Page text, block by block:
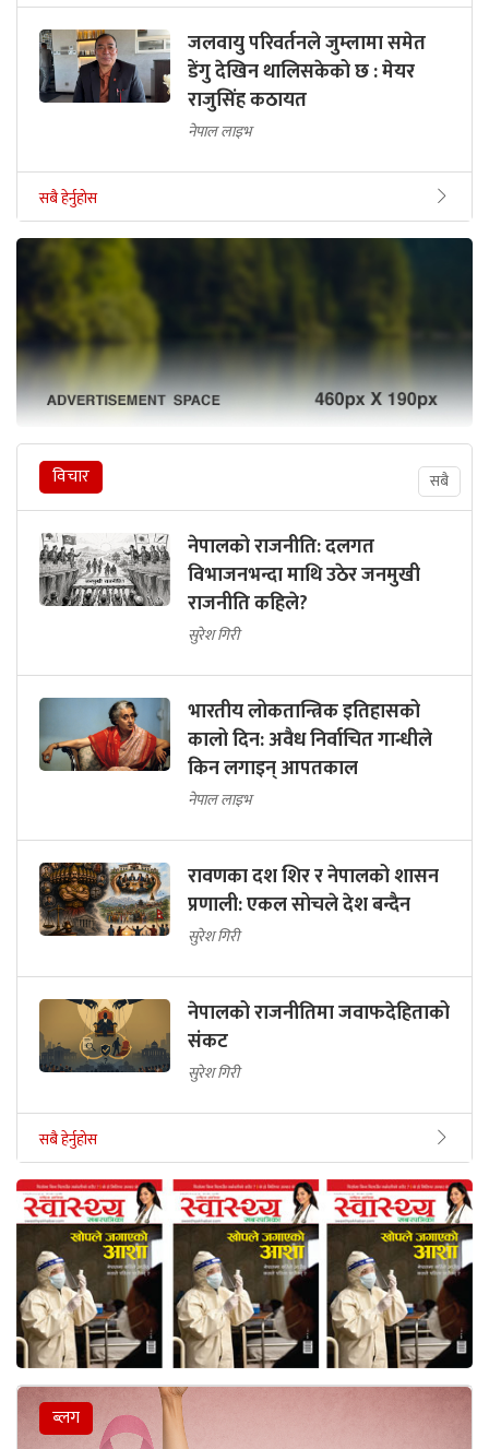
जलवायु परिवर्तनले जुम्लामा समेत
डेंगु देखिन थालिसकेको छ : मेयर
राजुसिंह कठायत
नेपाल लाइभ
सबै हेर्नुहोस
विचार सबै
नेपालको राजनीति: दलगत
विभाजनभन्दा माथि उठेर जनमुखी
राजनीति कहिले?
सुरेश गिरी
भारतीय लोकतान्त्रिक इतिहासको
कालो दिन: अवैध निर्वाचित गान्धीले
किन लगाइन् आपतकाल
नेपाल लाइभ
रावणका दश शिर र नेपालको शासन
प्रणाली: एकल सोचले देश बन्दैन
सुरेश गिरी
नेपालको राजनीतिमा जवाफदेहिताको
संकट
सुरेश गिरी
सबै हेर्नुहोस
ब्लग